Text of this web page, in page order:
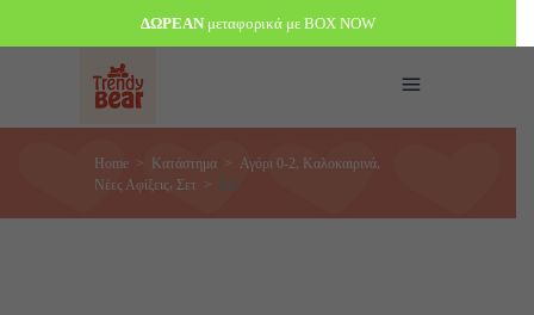
Home> Κατάστημα> Αγόρι 0-2, Καλοκαιρινά,
Νέες Αφίξεις, Σετ > Σετ
ΔΩΡΕΑΝ μεταφορικά με BOX NOW